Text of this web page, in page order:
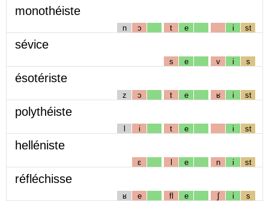
monothéiste
n ɔ t e i st
sévice
s e v i s
ésotériste
z ɔ t e ʁ i st
polythéiste
l i t e i st
helléniste
ɛ l e n i st
réfléchisse
ʁ e fl e ʃ i s